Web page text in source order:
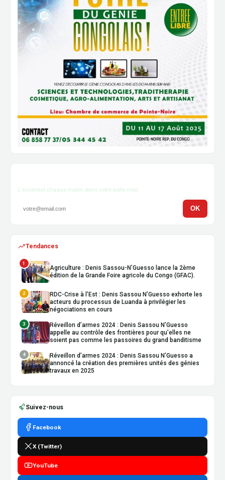
L'essentiel chaque matin dans votre boîte mail.
OK
Tendances
1
Agriculture : Denis Sassou-N’Guesso lance la 2ème
édition de la Grande Foire agricole du Congo (GFAC).
2
RDC-Crise à l’Est : Denis Sassou N’Guesso exhorte les
acteurs du processus de Luanda à privilégier les
négociations en cours
3
Réveillon d’armes 2024 : Denis Sassou N’Guesso
appelle au contrôle des frontières pour qu’elles ne
soient pas comme les passoires du grand banditisme
4
Réveillon d’armes 2024 : Denis Sassou N’Guesso a
annoncé la création des premières unités des génies
travaux en 2025
Suivez-nous
Facebook
X (Twitter)
YouTube